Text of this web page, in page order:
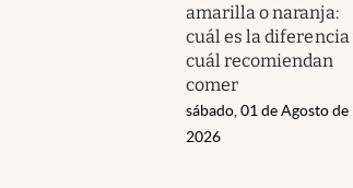
amarilla o naranja:
cuál es la diferencia
cuál recomiendan
comer
sábado, 01 de Agosto de
2026